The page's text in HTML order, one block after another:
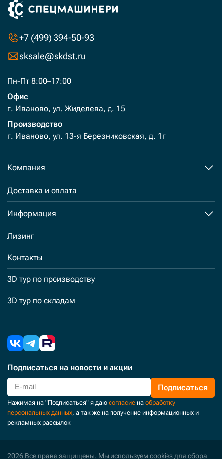
+7 (499) 394-50-93
sksale@skdst.ru
Пн-Пт 8:00–17:00
Офис
г. Иваново, ул. Жиделева, д. 15
Производство
г. Иваново, ул. 13-я Березниковская, д. 1г
Компания
Доставка и оплата
Информация
Лизинг
Контакты
3D тур по производству
3D тур по складам
Подписаться на новости и акции
Подписаться
Нажимая на "Подписаться" я даю согласие на обработку
персональных данных, а так же на получение информационных и
рекламных рассылок
2026 Все права защищены. Мы используем cookies для сбора